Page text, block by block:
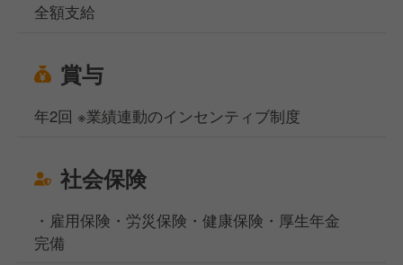
全額支給
賞与
年2回 ※業績連動のインセンティブ制度
社会保険
・雇用保険・労災保険・健康保険・厚生年金
完備